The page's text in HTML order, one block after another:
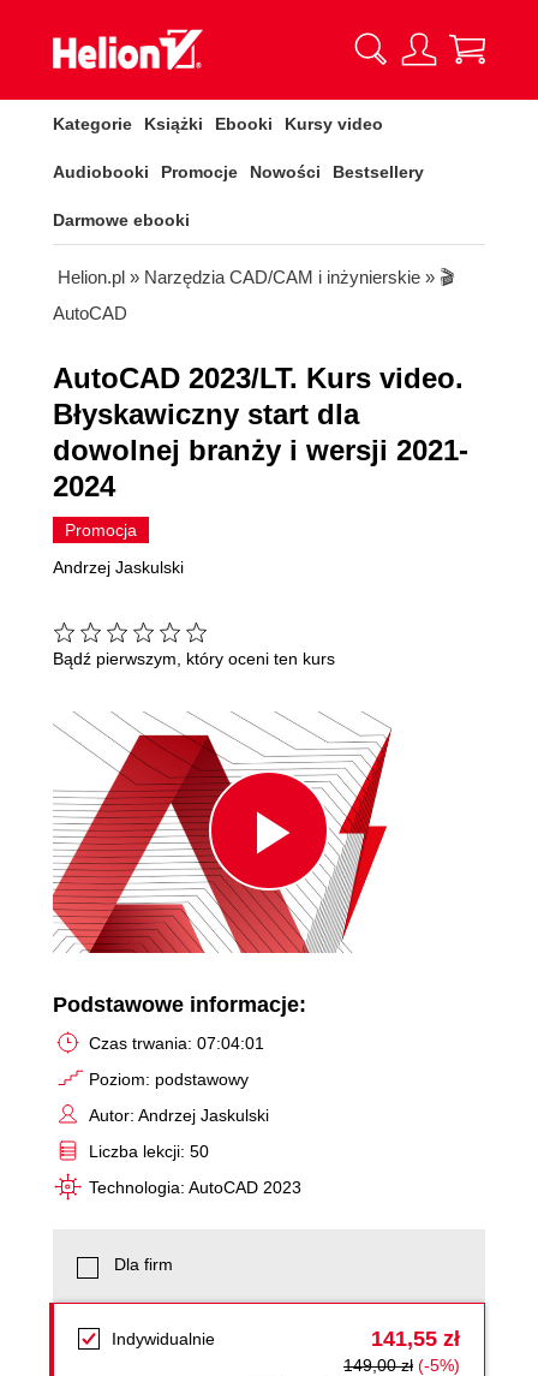
Kategorie Książki Ebooki Kursy video
Audiobooki Promocje Nowości Bestsellery
Darmowe ebooki
Helion.pl » Narzędzia CAD/CAM i inżynierskie » 🎬
AutoCAD
AutoCAD 2023/LT. Kurs video.
Błyskawiczny start dla
dowolnej branży i wersji 2021-
2024
Promocja
Andrzej Jaskulski
Bądź pierwszym, który oceni ten kurs
Play
Video
Podstawowe informacje:
Czas trwania: 07:04:01
Poziom: podstawowy
Autor: Andrzej Jaskulski
Liczba lekcji: 50
Technologia: AutoCAD 2023
Dla firm
Indywidualnie 141,55 zł
149,00 zł (-5%)